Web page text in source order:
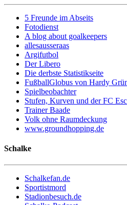
5 Freunde im Abseits
Fotodienst
A blog about goalkeepers
allesausseraas
Argifutbol
Der Libero
Die derbste Statistikseite
FußballGlobus von Hardy
Spielbeobachter
Stufen, Kurven und der FC
Trainer Baade
Volk ohne Raumdeckung
www.groundhopping.de
Schalke
Schalkefan.de
Sportistmord
Stadionbesuch.de